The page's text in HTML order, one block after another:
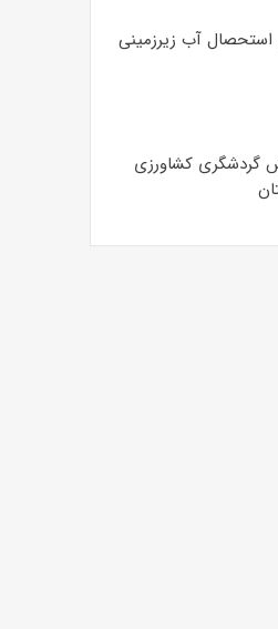
استحصال آب زیرزمینی
گردشگری کشاورزی